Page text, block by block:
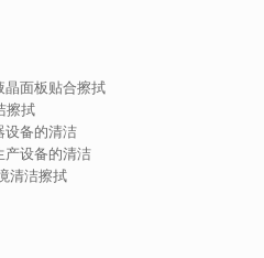
面板贴合擦拭
擦拭
备的清洁
设备的清洁
清洁擦拭